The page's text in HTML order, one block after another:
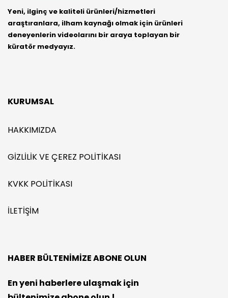
Yeni, ilginç ve kaliteli ürünleri/hizmetleri
araştıranlara, ilham kaynağı olmak için ürünleri
deneyenlerin videolarını bir araya toplayan bir
küratör medyayız.
KURUMSAL
HAKKIMIZDA
GIZLILIK VE ÇEREZ POLITIKASI
KVKK POLITIKASI
İLETIŞIM
HABER BÜLTENIMIZE ABONE OLUN
En yeni haberlere ulaşmak için